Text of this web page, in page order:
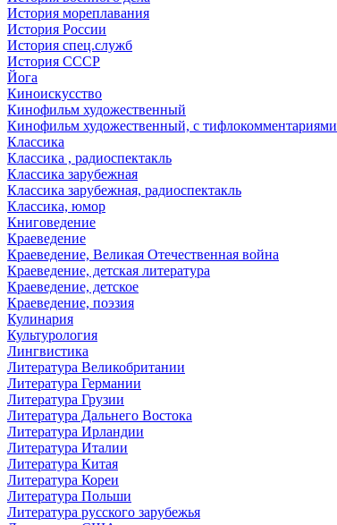
История мореплавания
История России
История спец.служб
История СССР
Йога
Киноискусство
Кинофильм художественный
Кинофильм художественный, с тифлокомментариями
Классика
Классика , радиоспектакль
Классика зарубежная
Классика зарубежная, радиоспектакль
Классика, юмор
Книговедение
Краеведение
Краеведение, Великая Отечественная война
Краеведение, детская литература
Краеведение, детское
Краеведение, поэзия
Кулинария
Культурология
Лингвистика
Литература Великобритании
Литература Германии
Литература Грузии
Литература Дальнего Востока
Литература Ирландии
Литература Италии
Литература Китая
Литература Кореи
Литература Польши
Литература русского зарубежья